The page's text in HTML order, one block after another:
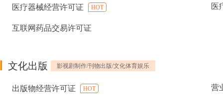
医疗器械经营许可证 HOT 医
互联网药品交易许可证
文化出版 影视剧制作/刊物出版/文化体育娱乐
出版物经营许可证 HOT 营